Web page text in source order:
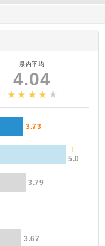
県内平均
4.04
3.73
5.0
3.79
3.67